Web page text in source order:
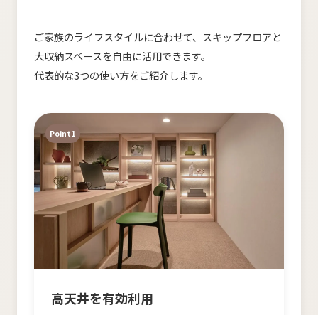
ご家族の​ライフスタイルに​合わせて、​スキップフロアと​
大収納スペースを​自由に​活用できます。
代表的な​3つの​使い方を​ご紹介します。
Point1
高天井を​有効利用